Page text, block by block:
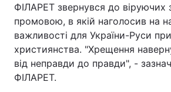
ФІЛАРЕТ звернувся до віруючих
промовою, в якій наголосив на
важливості для України-Руси
християнства. "Хрещення
від неправди до правди", -
ФІЛАРЕТ.